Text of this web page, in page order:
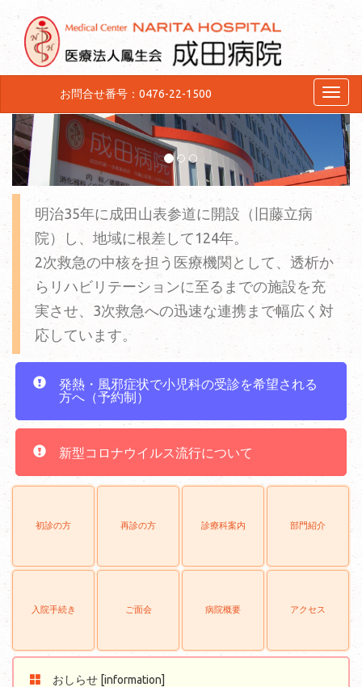
Menu
お問合せ番号：0476-22-1500
明治35年に成田山表参道に開設（旧藤立病
院）し、地域に根差して 124年。
2次救急の中核を担う医療機関として、透析か
らリハビリテーションに至るまでの施設を充
実させ、3次救急への迅速な連携まで幅広く対
応しています。
発熱・風邪症状で小児科の受診を希望される
方へ（予約制）
新型コロナウイルス流行について
初診の方 再診の方 診療科案内 部門紹介
入院手続き ご面会 病院概要 アクセス
おしらせ [information]